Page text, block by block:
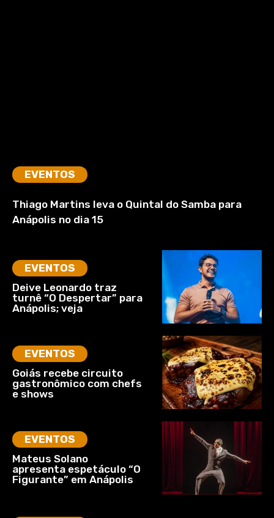
EVENTOS
Thiago Martins leva o Quintal do Samba para
Anápolis no dia 15
EVENTOS
Deive Leonardo traz
turnê “O Despertar” para
Anápolis; veja
EVENTOS
Goiás recebe circuito
gastronômico com chefs
e shows
EVENTOS
Mateus Solano
apresenta espetáculo “O
Figurante” em Anápolis